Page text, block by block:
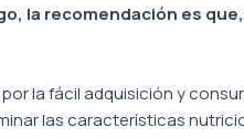
la recomendación es
la fácil adquisición y
las características